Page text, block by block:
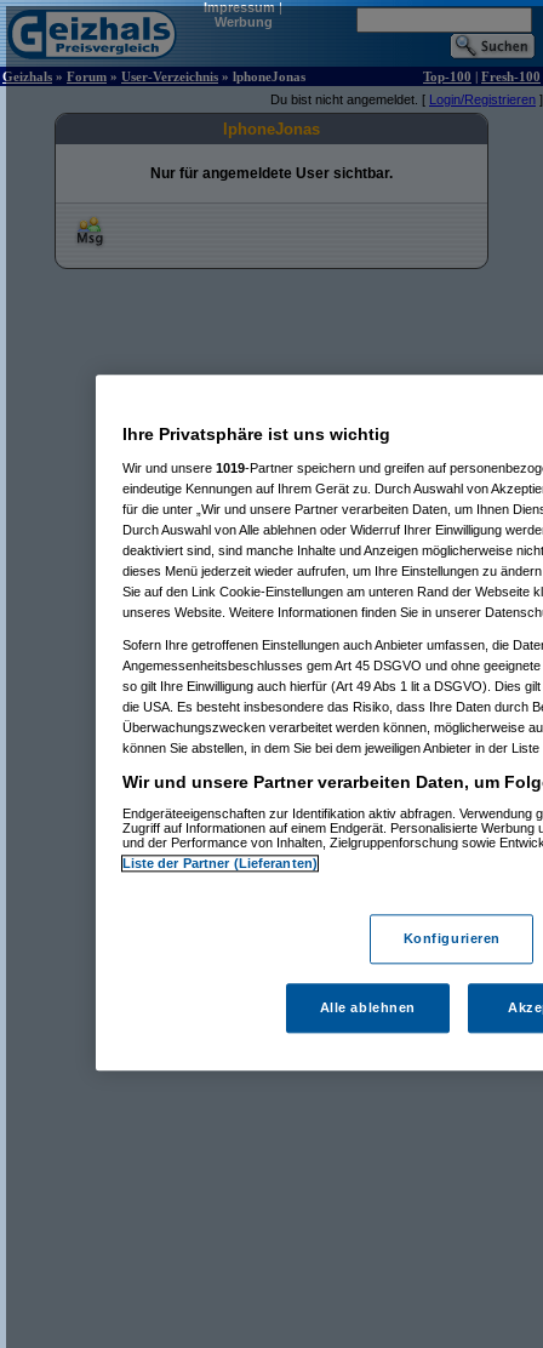
Impressum|
Werbung
Geizhals » Forum » User-Verzeichnis » lphoneJonas Top-100 | Fresh-100
Du bist nicht angemeldet. [ Login/Registrieren ]
lphoneJonas
Nur für angemeldete User sichtbar.
Ihre Privatsphäre ist uns wichtig
Wir und unsere 1019-Partner speichern und greifen auf
eindeutige Kennungen auf Ihrem Gerät zu. Durch Auswahl von
für die unter „Wir und unsere Partner verarbeiten Daten, um Ihnen
Durch Auswahl von Alle ablehnen oder Widerruf Ihrer Einwilligung
deaktiviert sind, sind manche Inhalte und Anzeigen möglicherweise
dieses Menü jederzeit wieder aufrufen, um Ihre Einstellungen zu
Sie auf den Link Cookie-Einstellungen am unteren Rand der Webseite
unseres Website. Weitere Informationen finden Sie in unserer
Sofern Ihre getroffenen Einstellungen auch Anbieter umfassen, die
Angemessenheitsbeschlusses gem Art 45 DSGVO und ohne
so gilt Ihre Einwilligung auch hierfür (Art 49 Abs 1 lit a DSGVO). Dies
die USA. Es besteht insbesondere das Risiko, dass Ihre Daten durch
Überwachungszwecken verarbeitet werden können, möglicherweise
können Sie abstellen, in dem Sie bei dem jeweiligen Anbieter in der
Wir und unsere Partner verarbeiten Daten, um
Endgeräteeigenschaften zur Identifikation aktiv abfragen. Verwendung
Zugriff auf Informationen auf einem Endgerät. Personalisierte Werbung
und der Performance von Inhalten, Zielgruppenforschung sowie
Liste der Partner (Lieferanten)
Konfigurieren
Alle ablehnen